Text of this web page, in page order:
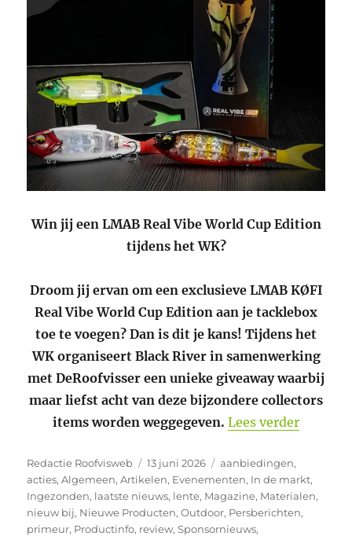
Win jij een LMAB Real Vibe World Cup Edition
tijdens het WK?
Droom jij ervan om een exclusieve LMAB KØFI
Real Vibe World Cup Edition aan je tacklebox
toe te voegen? Dan is dit je kans! Tijdens het
WK organiseert Black River in samenwerking
met DeRoofvisser een unieke giveaway waarbij
maar liefst acht van deze bijzondere collectors
items worden weggegeven. Lees verder“Win jij
Auteur
Redactie Roofvisweb
Geplaatst
op
13 juni 2026 Categorieën
aanbiedingen,
acties,Algemeen,Artikelen, Evenementen, In de markt,
Ingezonden, laatste nieuws, lente, Magazine, Materialen,
nieuw bij, Nieuwe Producten,Outdoor, Persberichten,
primeur, Productinfo, review,Sponsornieuws,